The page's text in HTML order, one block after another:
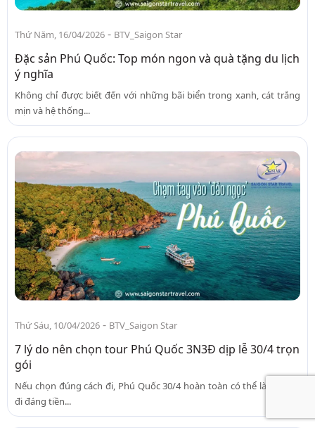
Thứ Năm, 16/04/2026 - BTV_Saigon Star
Đặc sản Phú Quốc: Top món ngon và quà tặng du lịch
ý nghĩa
Không chỉ được biết đến với những bãi biển trong xanh, cát trắng
mịn và hệ thống...
Thứ Sáu, 10/04/2026 - BTV_Saigon Star
7 lý do nên chọn tour Phú Quốc 3N3Đ dịp lễ 30/4 trọn
gói
Nếu chọn đúng cách đi, Phú Quốc 30/4 hoàn toàn có thể là chuyến
đi đáng tiền...